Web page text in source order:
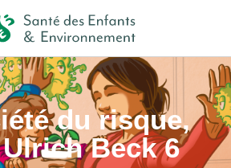
du risque,
Beck 6